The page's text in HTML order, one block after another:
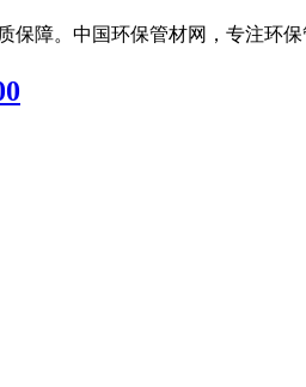
障。中国环保管材网，专注环保